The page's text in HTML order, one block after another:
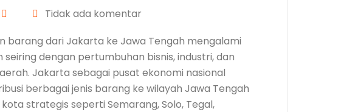
Tidak ada komentar
barang dari Jakarta ke Jawa Tengah mengalami
dengan pertumbuhan bisnis, industri, dan
Jakarta sebagai pusat ekonomi nasional
berbagai jenis barang ke wilayah Jawa Tengah
strategis seperti Semarang, Solo, Tegal,